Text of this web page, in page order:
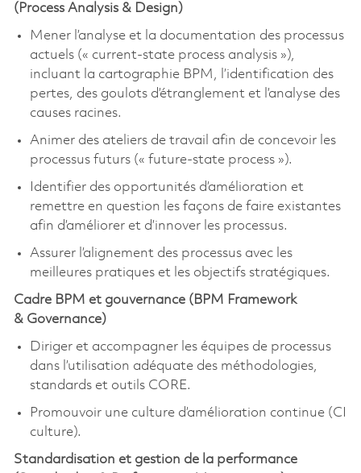
(Process Analysis & Design)
Mener l’analyse et la documentation des processus
actuels (« current-state process analysis »),
incluant la cartographie BPM, l’identification des
pertes, des goulots d’étranglement et l’analyse des
causes racines.
Animer des ateliers de travail afin de concevoir les
processus futurs (« future-state process »).
Identifier des opportunités d’amélioration et
remettre en question les façons de faire existantes
afin d’améliorer et d’innover les processus.
Assurer l’alignement des processus avec les
meilleures pratiques et les objectifs stratégiques.
Cadre BPM et gouvernance (BPM Framework
& Governance)
Diriger et accompagner les équipes de processus
dans l’utilisation adéquate des méthodologies,
standards et outils CORE.
Promouvoir une culture d’amélioration continue (CI
culture).
Standardisation et gestion de la performance